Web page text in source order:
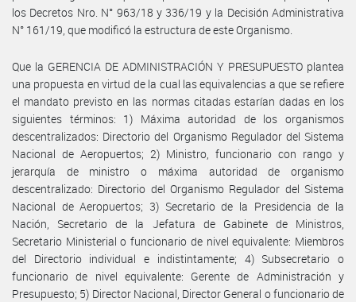
los Decretos Nro. N° 963/18 y 336/19 y la Decisión Administrativa
N° 161/19, que modificó la estructura de este Organismo.
Que la GERENCIA DE ADMINISTRACIÓN Y PRESUPUESTO plantea
una propuesta en virtud de la cual las equivalencias a que se refiere
el mandato previsto en las normas citadas estarían dadas en los
siguientes términos: 1) Máxima autoridad de los organismos
descentralizados: Directorio del Organismo Regulador del Sistema
Nacional de Aeropuertos; 2) Ministro, funcionario con rango y
jerarquía de ministro o máxima autoridad de organismo
descentralizado: Directorio del Organismo Regulador del Sistema
Nacional de Aeropuertos; 3) Secretario de la Presidencia de la
Nación, Secretario de la Jefatura de Gabinete de Ministros,
Secretario Ministerial o funcionario de nivel equivalente: Miembros
del Directorio individual e indistintamente; 4) Subsecretario o
funcionario de nivel equivalente: Gerente de Administración y
Presupuesto; 5) Director Nacional, Director General o funcionario de